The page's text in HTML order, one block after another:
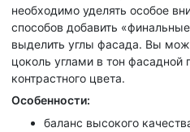
необходимо уделять особое
способов добавить
выделить углы фасада. Вы
цоколь углами в тон фасадной
контрастного цвета.
Особенности:
баланс высокого